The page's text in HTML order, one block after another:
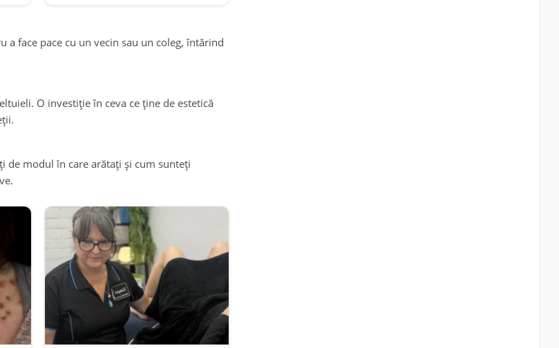
a face pace cu un vecin sau un coleg, întărind
O investiție în ceva ce ține de estetică
de modul în care arătați și cum sunteți